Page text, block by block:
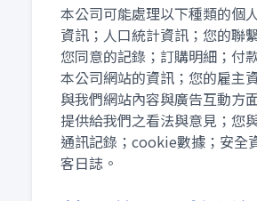
本公司可能處理以下種類的個
資訊；人口統計資訊；您的聯
您同意的記錄；訂購明細；付
本公司網站的資訊；您的雇主
與我們網站內容與廣告互動方
提供給我們之看法與意見；您
通訊記錄；cookie數據；安全
客日誌。